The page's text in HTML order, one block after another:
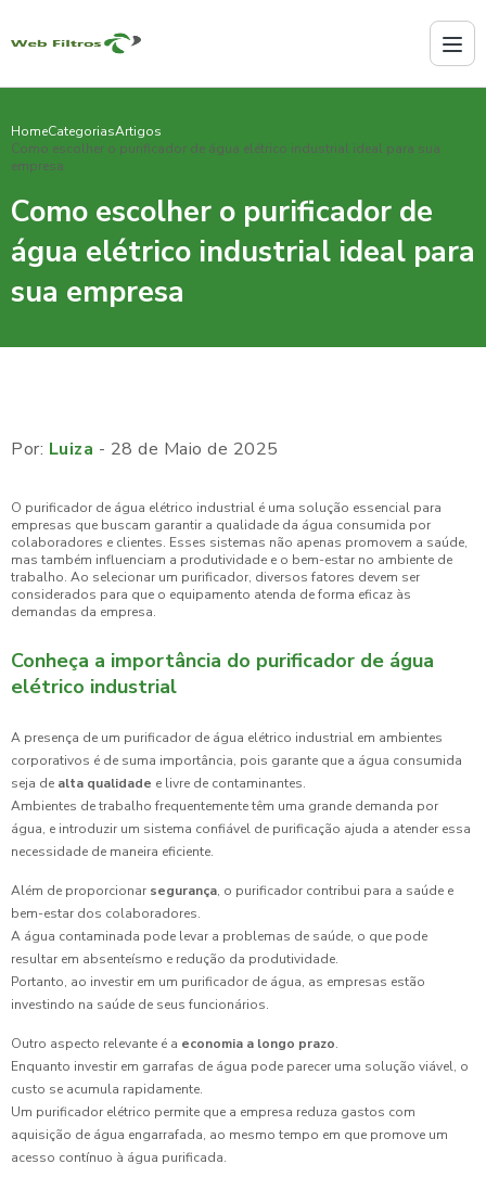
HomeCategoriasArtigos
Como escolher o purificador de água elétrico industrial ideal para sua
empresa
Como escolher o purificador de
água elétrico industrial ideal para
sua empresa
Por: Luiza - 28 de Maio de 2025
O purificador de água elétrico industrial é uma solução essencial para
empresas que buscam garantir a qualidade da água consumida por
colaboradores e clientes. Esses sistemas não apenas promovem a saúde,
mas também influenciam a produtividade e o bem-estar no ambiente de
trabalho. Ao selecionar um purificador, diversos fatores devem ser
considerados para que o equipamento atenda de forma eficaz às
demandas da empresa.
Conheça a importância do purificador de água
elétrico industrial
A presença de um purificador de água elétrico industrial em ambientes
corporativos é de suma importância, pois garante que a água consumida
seja de alta qualidade e livre de contaminantes.
Ambientes de trabalho frequentemente têm uma grande demanda por
água, e introduzir um sistema confiável de purificação ajuda a atender essa
necessidade de maneira eficiente.
Além de proporcionar segurança, o purificador contribui para a saúde e
bem-estar dos colaboradores.
A água contaminada pode levar a problemas de saúde, o que pode
resultar em absenteísmo e redução da produtividade.
Portanto, ao investir em um purificador de água, as empresas estão
investindo na saúde de seus funcionários.
Outro aspecto relevante é a economia a longo prazo.
Enquanto investir em garrafas de água pode parecer uma solução viável, o
custo se acumula rapidamente.
Um purificador elétrico permite que a empresa reduza gastos com
aquisição de água engarrafada, ao mesmo tempo em que promove um
acesso contínuo à água purificada.